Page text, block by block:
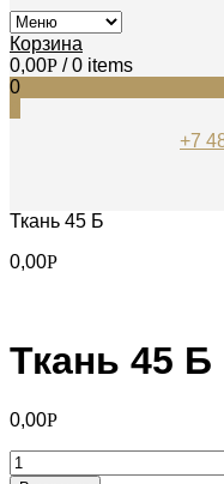
Корзина
0,00Р / 0 items
0
+7
Ткань 45 Б
0,00Р
Ткань 45 Б
0,00Р
Количество